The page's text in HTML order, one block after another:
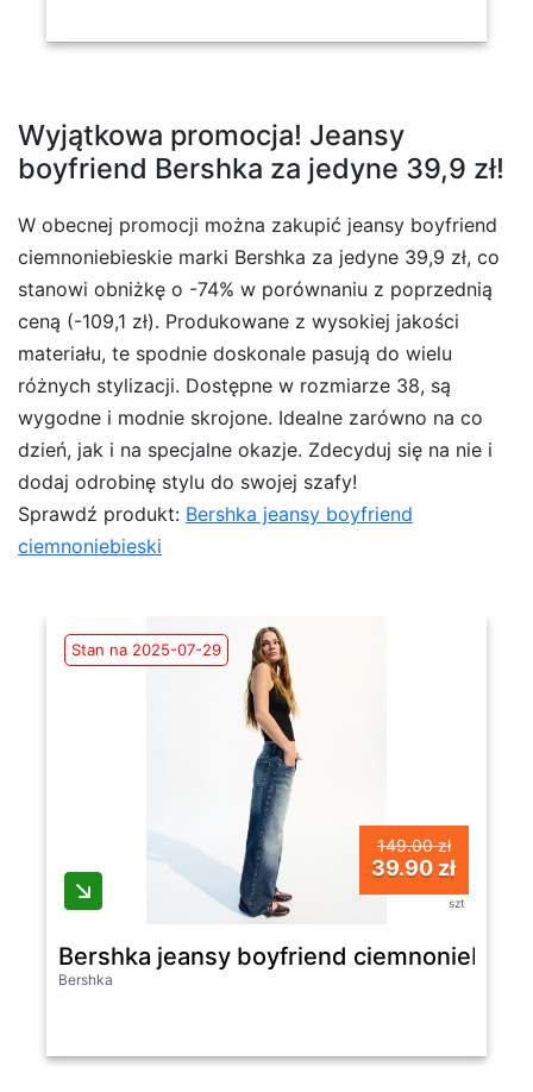
Wyjątkowa promocja! Jeansy
boyfriend Bershka za jedyne 39,9 zł!
W obecnej promocji można zakupić jeansy boyfriend
ciemnoniebieskie marki Bershka za jedyne 39,9 zł, co
stanowi obniżkę o -74% w porównaniu z poprzednią
ceną (-109,1 zł). Produkowane z wysokiej jakości
materiału, te spodnie doskonale pasują do wielu
różnych stylizacji. Dostępne w rozmiarze 38, są
wygodne i modnie skrojone. Idealne zarówno na co
dzień, jak i na specjalne okazje. Zdecyduj się na nie i
dodaj odrobinę stylu do swojej szafy!
Sprawdź produkt: Bershka jeansy boyfriend
ciemnoniebieski
Stan na 2025-07-29
149.00 zł
39.90 zł
szt
Bershka jeansy boyfriend
Bershka